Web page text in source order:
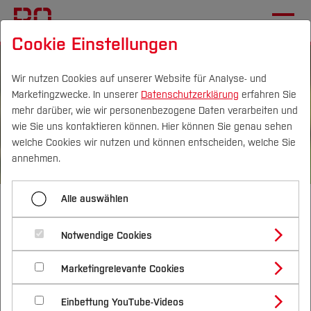
Campus Personen DE|EN Quicklinks
Studium
Studienangebote
Bachelorstudiengänge
Masterstudiengänge
Vor dem Studium
Bewerben & Einschreiben
Bewerbungsportal
Im Studium
Studienbüros und Prüfungen
Nach dem Studium
Forschung & Transfer
Profil
Forschungs- und Transferprofil
Schwerpunkte (FuT)
Beratung & Förderung
Nachhaltigkeit
Nachhaltigkeit studieren
International
Bachelor of Science
Umweltinformatik
Umweltinformatik (B.Sc.) studieren – Informatik,
Cookie Einstellungen
Wir nutzen Cookies auf unserer Website für Analyse- und
Marketingzwecke. In unserer Datenschutzerklärung erfahren Sie
mehr darüber, wie wir personenbezogene Daten verarbeiten und
wie Sie uns kontaktieren können. Hier können Sie genau sehen
welche Cookies wir nutzen und können entscheiden, welche Sie
annehmen.
Alle auswählen
Notwendige Cookies
Marketingrelevante Cookies
Einbettung YouTube-Videos